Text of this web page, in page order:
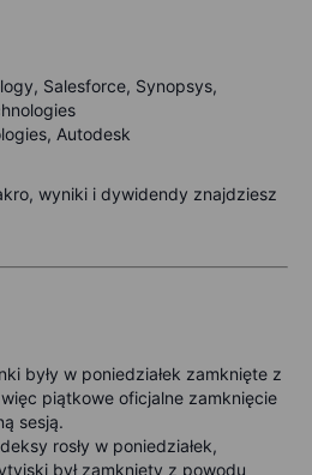
Salesforce, Synopsys,
Autodesk
wyniki i dywidendy znajdziesz
były w poniedziałek zamknięte z
piątkowe oficjalne zamknięcie
sesją.
rosły w poniedziałek,
był zamknięty z powodu